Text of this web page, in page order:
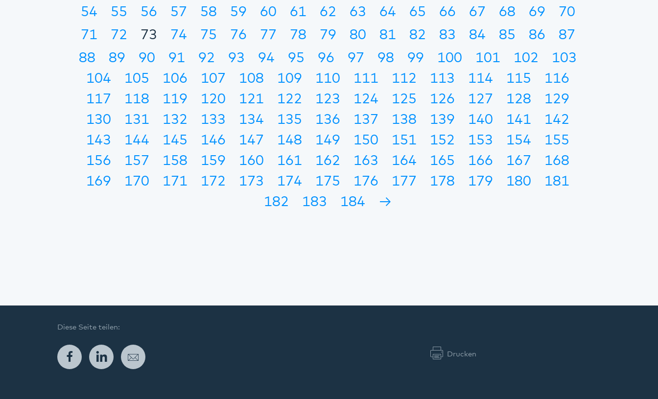
54
55 56 57 58 59 60 61 62 63 64 65 66 67 68 69
70
71
72 73 74 75 76 77 78 79 80 81 82 83 84 85 86
87
88
89 90 91 92 93 94 95 96 97 98 99 100 101 102
103
104
105 106 107 108 109 110 111 112 113 114 115
116
117
118 119 120 121 122 123 124 125 126 127 128
129
130
131 132 133 134 135 136 137 138 139 140 141
142
143
144 145 146 147 148 149 150 151 152 153 154
155
156
157 158 159 160 161 162 163 164 165 166 167
168
169
170 171 172 173 174 175 176 177 178 179 180
181
182
183 184 →
Diese Seite teilen:
FacebookLinkedIn Drucken